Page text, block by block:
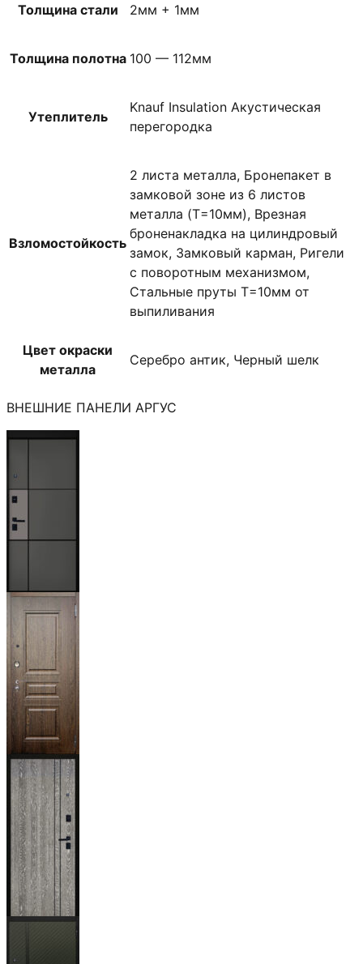
Толщина стали 2мм + 1мм
Толщина полотна 100 — 112мм
Утеплитель
Knauf Insulation Акустическая
перегородка
Взломостойкость
2 листа металла, Бронепакет в
замковой зоне из 6 листов
металла (T=10мм), Врезная
броненакладка на цилиндровый
замок, Замковый карман, Ригели
с поворотным механизмом,
Стальные пруты T=10мм от
выпиливания
Цвет окраски
металла
Серебро антик, Черный шелк
ВНЕШНИЕ ПАНЕЛИ АРГУС
Мичиган
Магистр
Дуб кантри
тёмный